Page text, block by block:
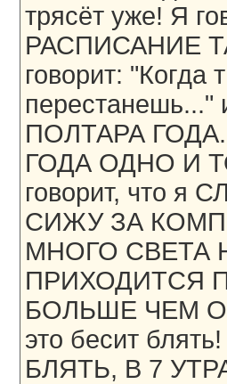
трясёт уже! Я
РАСПИСАНИЕ
говорит: "Когда
ПОЛТАРА
ГОДА ОДНО И
говорит, что
СИЖУ ЗА
МНОГО СВЕТА
ПРИХОДИТСЯ
БОЛЬШЕ ЧЕМ
это бесит
БЛЯТЬ, В 7